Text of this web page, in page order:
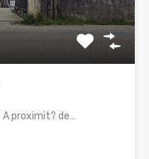
A proximit? de…